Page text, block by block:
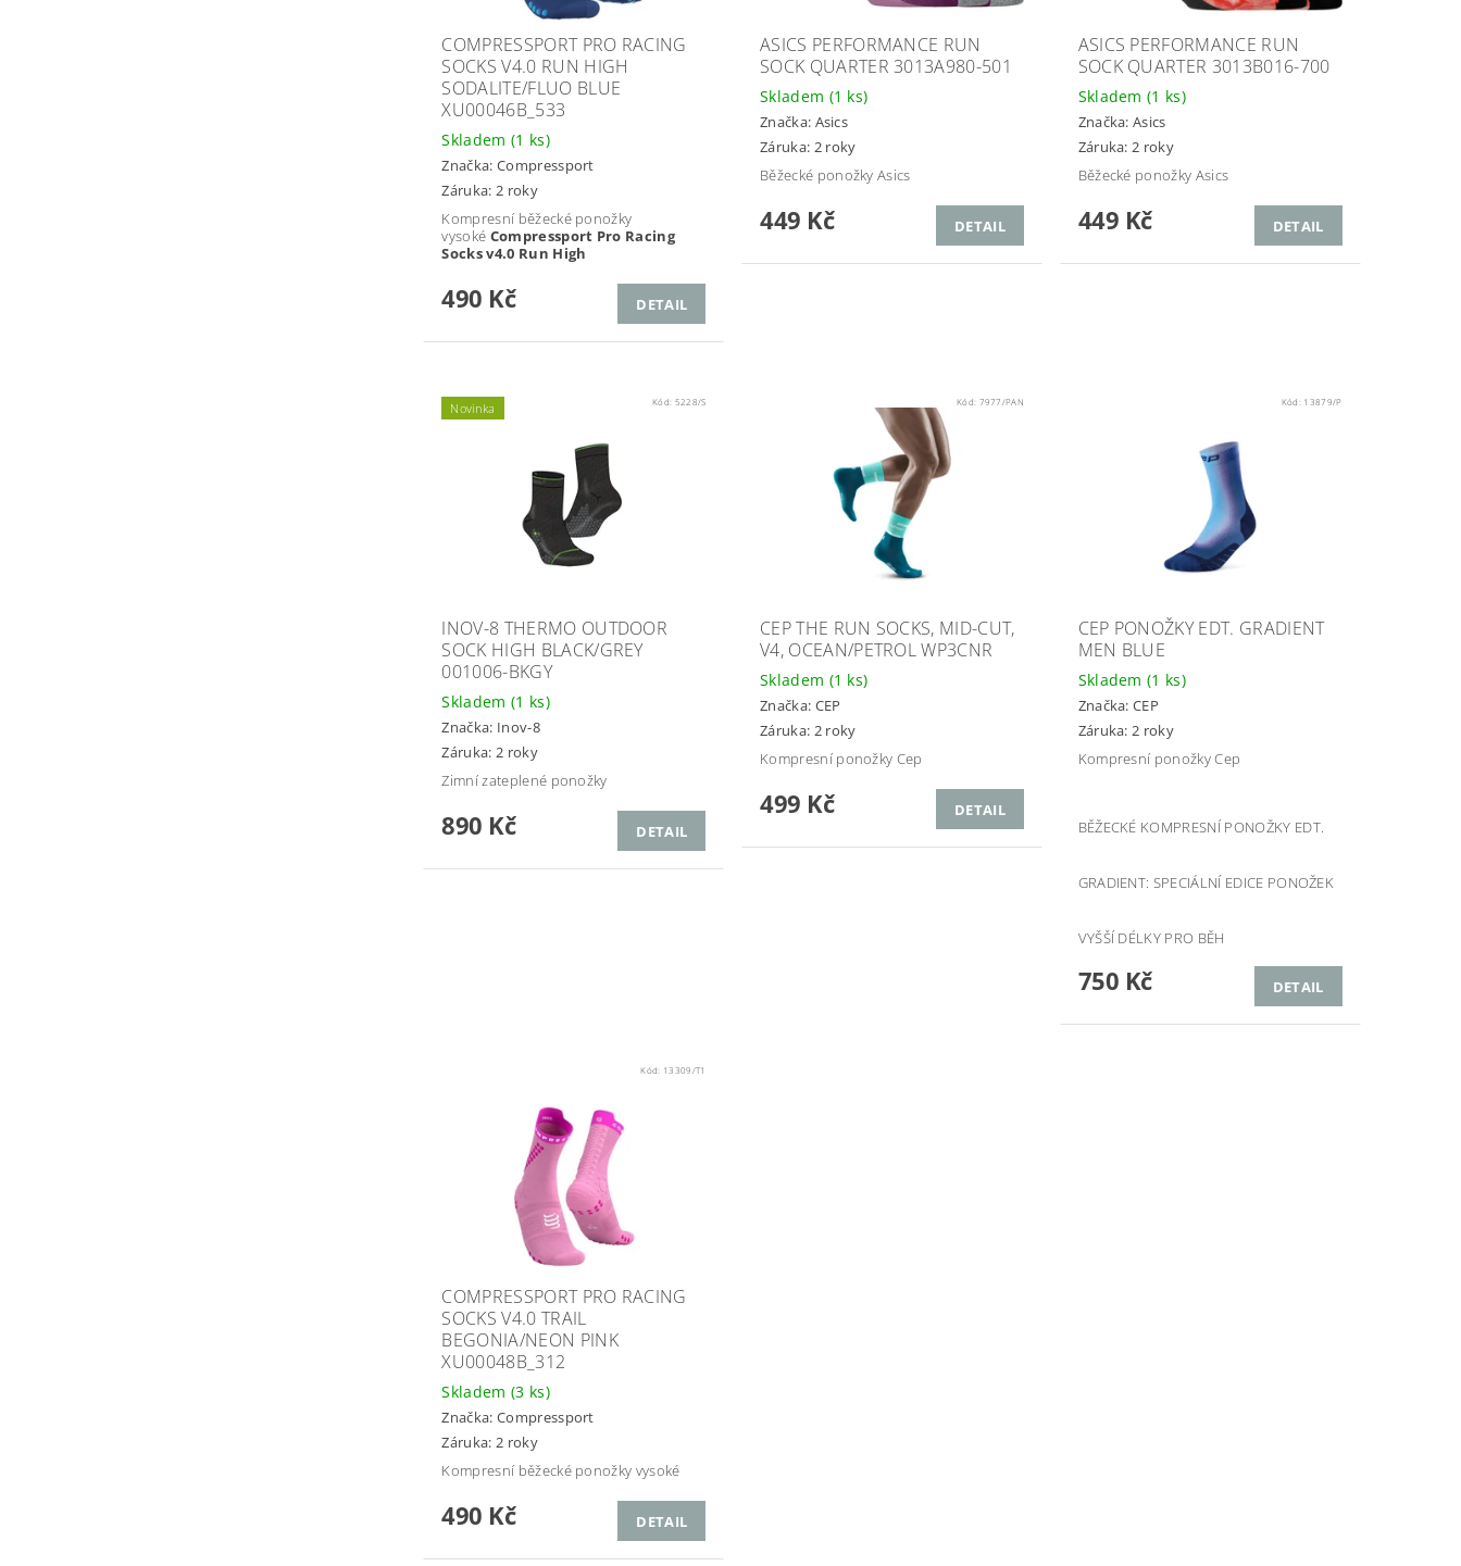
COMPRESSPORT PRO RACING
SOCKS V4.0 RUN HIGH
SODALITE/FLUO BLUE
XU00046B_533
Skladem (1 ks)
Značka: Compressport
Záruka: 2 roky
Kompresní běžecké ponožky
vysoké Compressport Pro Racing
Socks v4.0 Run High
490 Kč DETAIL
ASICS PERFORMANCE RUN
SOCK QUARTER 3013A980-501
Skladem (1 ks)
Značka: Asics
Záruka: 2 roky
Běžecké ponožky Asics
449 Kč DETAIL
ASICS PERFORMANCE RUN
SOCK QUARTER 3013B016-700
Skladem(1 ks)
Značka:Asics
Záruka: 2 roky
Běžecké ponožky Asics
449 Kč DETAIL
Novinka Kód: 5228/S
INOV-8 THERMO OUTDOOR
SOCK HIGH BLACK/GREY
001006-BKGY
Skladem (1 ks)
Značka: Inov-8
Záruka: 2 roky
Zimní zateplené ponožky
890 Kč DETAIL
Kód: 7977/PAN
CEP THE RUN SOCKS, MID-CUT,
V4, OCEAN/PETROL WP3CNR
Skladem (1 ks)
Značka: CEP
Záruka: 2 roky
Kompresní ponožky Cep
499 Kč DETAIL
Kód: 13879/P
CEP PONOŽKY EDT. GRADIENT
MEN BLUE
Skladem(1 ks)
Značka:CEP
Záruka: 2 roky
Kompresní ponožky Cep
BĚŽECKÉ KOMPRESNÍ PONOŽKY EDT.
GRADIENT: SPECIÁLNÍ EDICE PONOŽEK
VYŠŠÍ DÉLKY PRO BĚH
750 Kč DETAIL
Kód: 13309/T1
COMPRESSPORT PRO RACING
SOCKS V4.0 TRAIL
BEGONIA/NEON PINK
XU00048B_312
Skladem (3 ks)
Značka: Compressport
Záruka: 2 roky
Kompresní běžecké ponožky vysoké
490 Kč DETAIL